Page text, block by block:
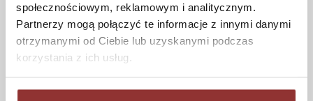
społecznościowym, reklamowym i analitycznym.
Partnerzy mogą połączyć te informacje z innymi danymi
otrzymanymi od Ciebie lub uzyskanymi podczas
korzystania z ich usług.
POMOC
Regulamin
Konserwacja i czyszczenie